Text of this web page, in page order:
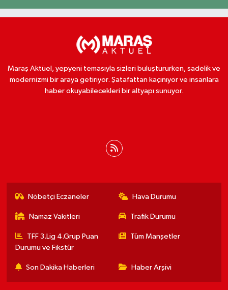
Maraş Aktüel, yepyeni temasıyla sizleri buluştururken, sadelik ve
modernizmi bir araya getiriyor. Şatafattan kaçınıyor ve insanlara
haber okuyabilecekleri bir altyapı sunuyor.
Nöbetçi Eczaneler Hava Durumu
Namaz Vakitleri Trafik Durumu
TFF 3.Lig 4.Grup Puan
Durumu ve Fikstür
Tüm Manşetler
Son Dakika Haberleri Haber Arşivi